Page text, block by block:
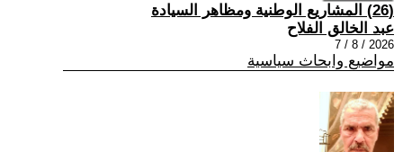
(26) المشاريع الوطنية ومظاهر السيادة
عبد الخالق الفلاح
2026 / 8 / 7
مواضيع وابحاث سياسية